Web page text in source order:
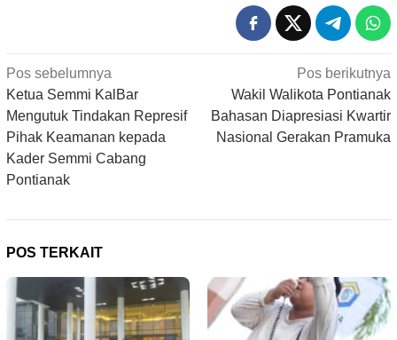
Navigasi
pos
Pos sebelumnya
Ketua Semmi KalBar
Mengutuk Tindakan Represif
Pihak Keamanan kepada
Kader Semmi Cabang
Pontianak
Pos berikutnya
Wakil Walikota Pontianak
Bahasan Diapresiasi Kwartir
Nasional Gerakan Pramuka
POS TERKAIT